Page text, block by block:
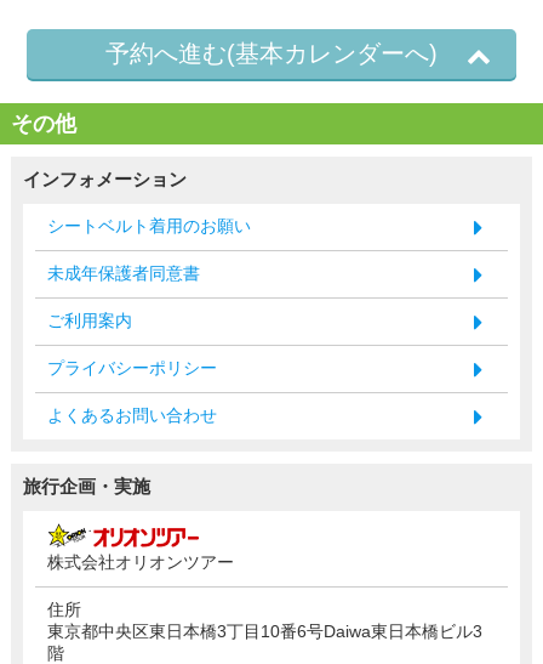
予約へ進む(基本カレンダーへ)
その他
インフォメーション
シートベルト着用のお願い
未成年保護者同意書
ご利用案内
プライバシーポリシー
よくあるお問い合わせ
旅行企画・実施
株式会社オリオンツアー
住所
東京都中央区東日本橋3丁目10番6号Daiwa東日本橋ビル3
階